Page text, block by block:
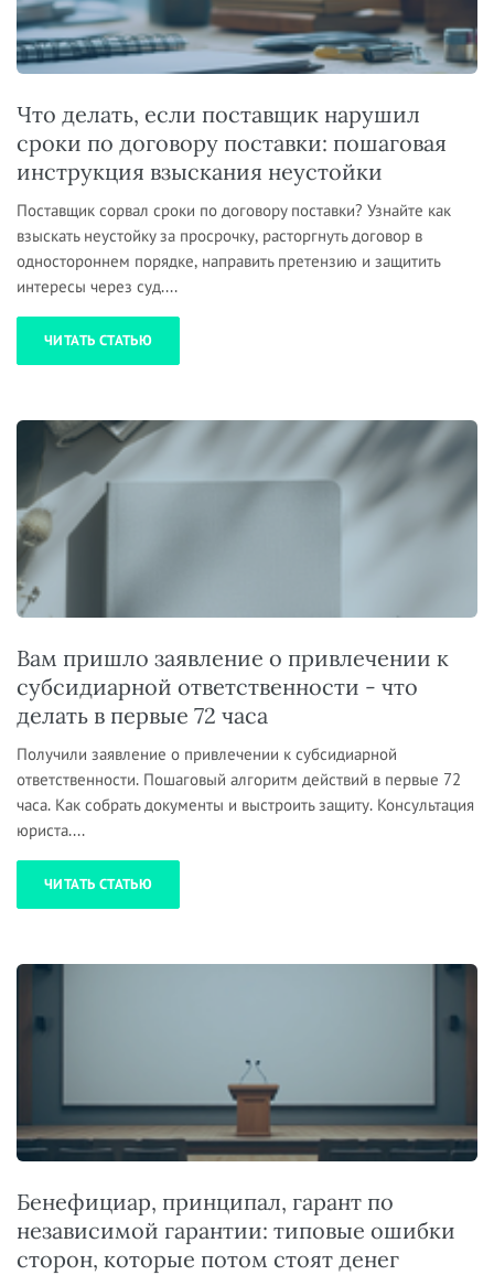
Что делать, если поставщик нарушил
сроки по договору поставки: пошаговая
инструкция взыскания неустойки
Поставщик сорвал сроки по договору поставки? Узнайте как
взыскать неустойку за просрочку, расторгнуть договор в
одностороннем порядке, направить претензию и защитить
интересы через суд....
ЧИТАТЬ СТАТЬЮ
Вам пришло заявление о привлечении к
субсидиарной ответственности - что
делать в первые 72 часа
Получили заявление о привлечении к субсидиарной
ответственности. Пошаговый алгоритм действий в первые 72
часа. Как собрать документы и выстроить защиту. Консультация
юриста....
ЧИТАТЬ СТАТЬЮ
Бенефициар, принципал, гарант по
независимой гарантии: типовые ошибки
сторон, которые потом стоят денег